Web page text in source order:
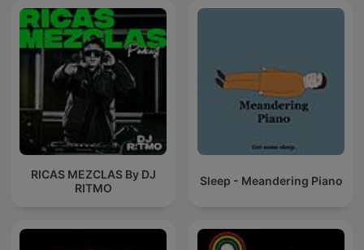
RICAS MEZCLAS By DJ
RITMO
Sleep - Meandering Piano